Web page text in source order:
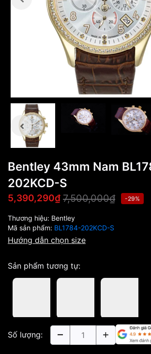
Bentley 43mm Nam
202KCD-S
5,390,290₫ 7,500,000₫ -29%
Thương hiệu: Bentley
Mã sản phẩm: BL1784-202KCD-S
Hướng dẫn chọn size
Sản phẩm tương tự:
Số lượng: